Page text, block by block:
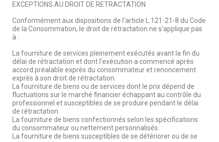
EXCEPTIONS AU DROIT DE RETRACTATION
Conformément aux dispositions de l'article L.121-21-8 du Code
de la Consommation, le droit de rétractation ne s'applique pas
à :
La fourniture de services pleinement exécutés avant la fin du
délai de rétractation et dont l'exécution a commencé après
accord préalable exprès du consommateur et renoncement
exprès à son droit de rétractation.
La fourniture de biens ou de services dont le prix dépend de
fluctuations sur le marché financier échappant au contrôle du
professionnel et susceptibles de se produire pendant le délai
de rétractation.
La fourniture de biens confectionnés selon les spécifications
du consommateur ou nettement personnalisés.
La fourniture de biens susceptibles de se détériorer ou de se